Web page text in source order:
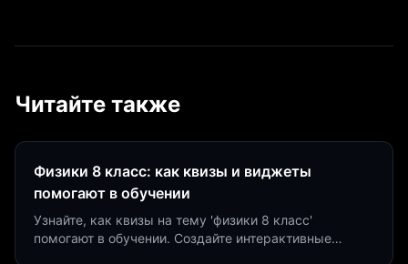
Читайте также
Физики 8 класс: как квизы и виджеты
помогают в обучении
Узнайте, как квизы на тему 'физики 8 класс'
помогают в обучении. Создайте интерактивные